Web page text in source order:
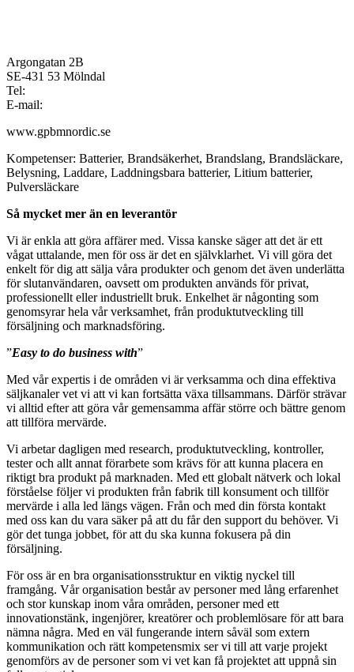
Argongatan 2B
SE-431 53 Mölndal
Tel:
E-mail:
www.gpbmnordic.se
Kompetenser: Batterier, Brandsäkerhet, Brandslang, Brandsläckare,
Belysning, Laddare, Laddningsbara batterier, Litium batterier,
Pulversläckare
Så mycket mer än en leverantör
Vi är enkla att göra affärer med. Vissa kanske säger att det är ett
vågat uttalande, men för oss är det en självklarhet. Vi vill göra det
enkelt för dig att sälja våra produkter och genom det även underlätta
för slutanvändaren, oavsett om produkten används för privat,
professionellt eller industriellt bruk. Enkelhet är någonting som
genomsyrar hela vår verksamhet, från produktutveckling till
försäljning och marknadsföring.
”Easy to do business with”
Med vår expertis i de områden vi är verksamma och dina effektiva
säljkanaler vet vi att vi kan fortsätta växa tillsammans. Därför strävar
vi alltid efter att göra vår gemensamma affär större och bättre genom
att tillföra mervärde.
Vi arbetar dagligen med research, produktutveckling, kontroller,
tester och allt annat förarbete som krävs för att kunna placera en
riktigt bra produkt på marknaden. Med ett globalt nätverk och lokal
förståelse följer vi produkten från fabrik till konsument och tillför
mervärde i alla led längs vägen. Från och med din första kontakt
med oss kan du vara säker på att du får den support du behöver. Vi
gör det tunga jobbet, för att du ska kunna fokusera på din
försäljning.
För oss är en bra organisationsstruktur en viktig nyckel till
framgång. Vår organisation består av personer med lång erfarenhet
och stor kunskap inom våra områden, personer med ett
innovationstänk, ingenjörer, kreatörer och problemlösare för att bara
nämna några. Med en väl fungerande intern såväl som extern
kommunikation och rätt kompetensmix ser vi till att varje projekt
genomförs av de personer som vi vet kan få projektet att uppnå sin